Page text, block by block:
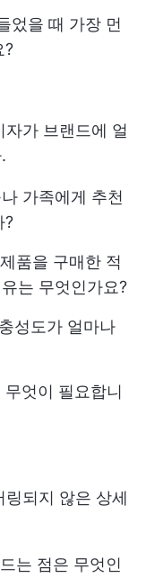
었을 때 가장 먼
?
가 브랜드에 얼
가족에게 추천
?
품을 구매한 적
는 무엇인가요?
성도가 얼마나
엇이 필요합니
되지 않은 상세
는 점은 무엇인